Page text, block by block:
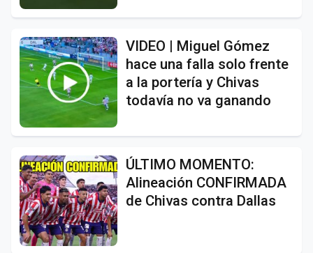
VIDEO | Miguel Gómez
hace una falla solo frente
a la portería y Chivas
todavía no va ganando
ÚLTIMO MOMENTO:
Alineación CONFIRMADA
de Chivas contra Dallas